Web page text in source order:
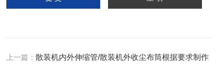
上一篇：散装机内外伸缩管/散装机外收尘布筒根据要求制作